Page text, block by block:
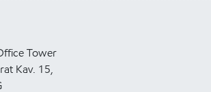
Tower
Kav. 15,